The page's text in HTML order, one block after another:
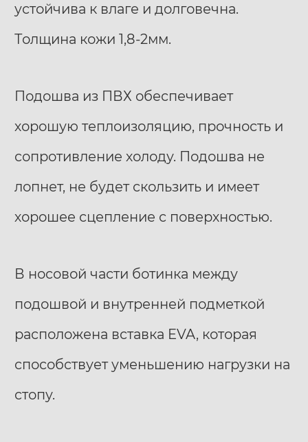
устойчива к влаге и долговечна.
Толщина кожи 1,8-2мм.
Подошва из ПВХ обеспечивает
хорошую теплоизоляцию, прочность и
сопротивление холоду. Подошва не
лопнет, не будет скользить и имеет
хорошее сцепление с поверхностью.
В носовой части ботинка между
подошвой и внутренней подметкой
расположена вставка EVA, которая
способствует уменьшению нагрузки на
стопу.